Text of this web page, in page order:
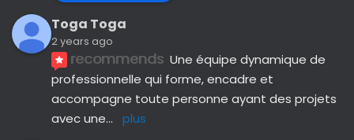
Toga Toga
2 years ago
recommends Une équipe dynamique de
professionnelle qui forme, encadre et
accompagne toute personne ayant des projets
avec une... plus